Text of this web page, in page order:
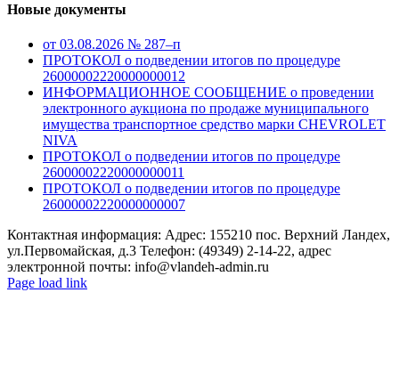
Новые документы
от 03.08.2026 № 287–п
ПРОТОКОЛ о подведении итогов по процедуре
26000002220000000012
ИНФОРМАЦИОННОЕ СООБЩЕНИЕ о проведении
электронного аукциона по продаже муниципального
имущества транспортное средство марки CHEVROLET
NIVA
ПРОТОКОЛ о подведении итогов по процедуре
26000002220000000011
ПРОТОКОЛ о подведении итогов по процедуре
26000002220000000007
Контактная информация: Адрес: 155210 пос. Верхний Ландех,
ул.Первомайская, д.3 Телефон: (49349) 2-14-22, адрес
электронной почты: info@vlandeh-admin.ru
Page load link